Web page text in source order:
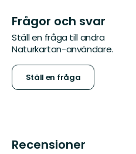
Frågor och svar
Ställ en fråga till andra
Naturkartan-användare.
Ställ en fråga
Recensioner